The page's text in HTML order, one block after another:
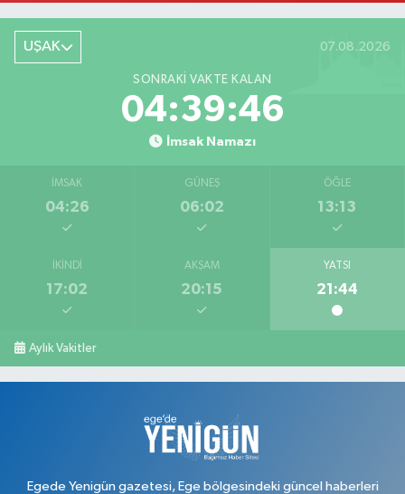
UŞAK 07.08.2026
SONRAKI VAKTE KALAN
04:39:45
İmsak Namazı
İMSAK
04:26
GÜNEŞ
06:02
ÖĞLE
13:13
İKINDI
17:02
AKŞAM
20:15
YATSI
21:44
Aylık Vakitler
Egede Yenigün gazetesi, Ege bölgesindeki güncel haberleri